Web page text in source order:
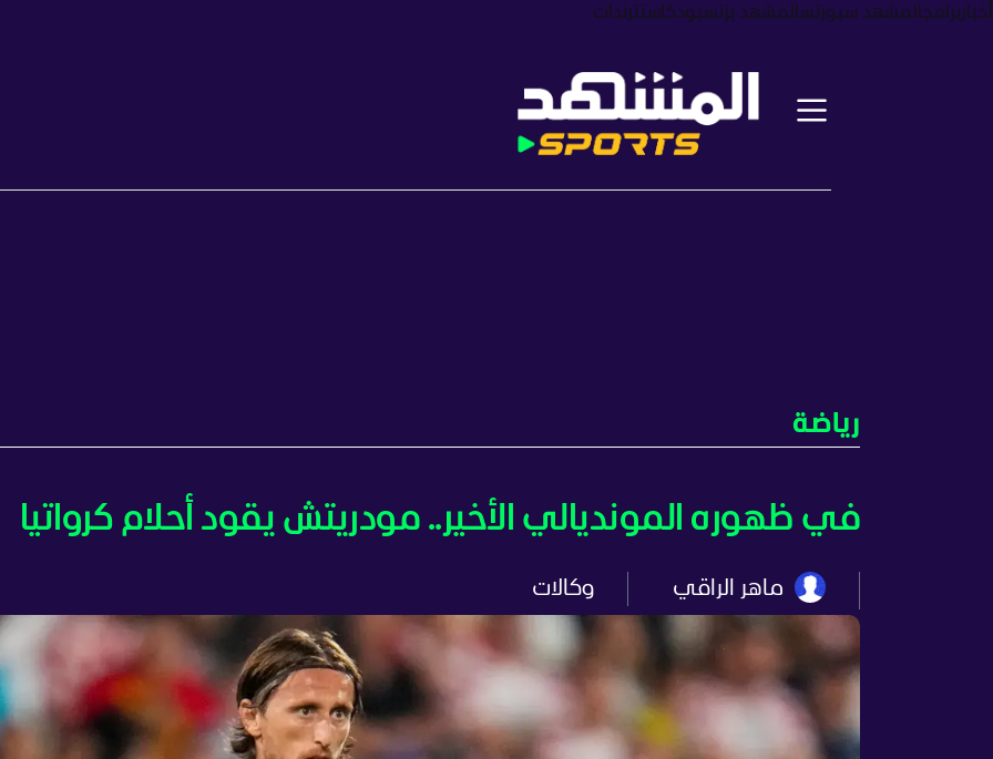
أخبار برامجالمشهد سبورتسالمشهد بزنسبودكاستترندات
رياضة
في ظهوره المونديالي الأخير.. مودريتش يقود أحلام كرواتيا
ماهر الراقي وكالات